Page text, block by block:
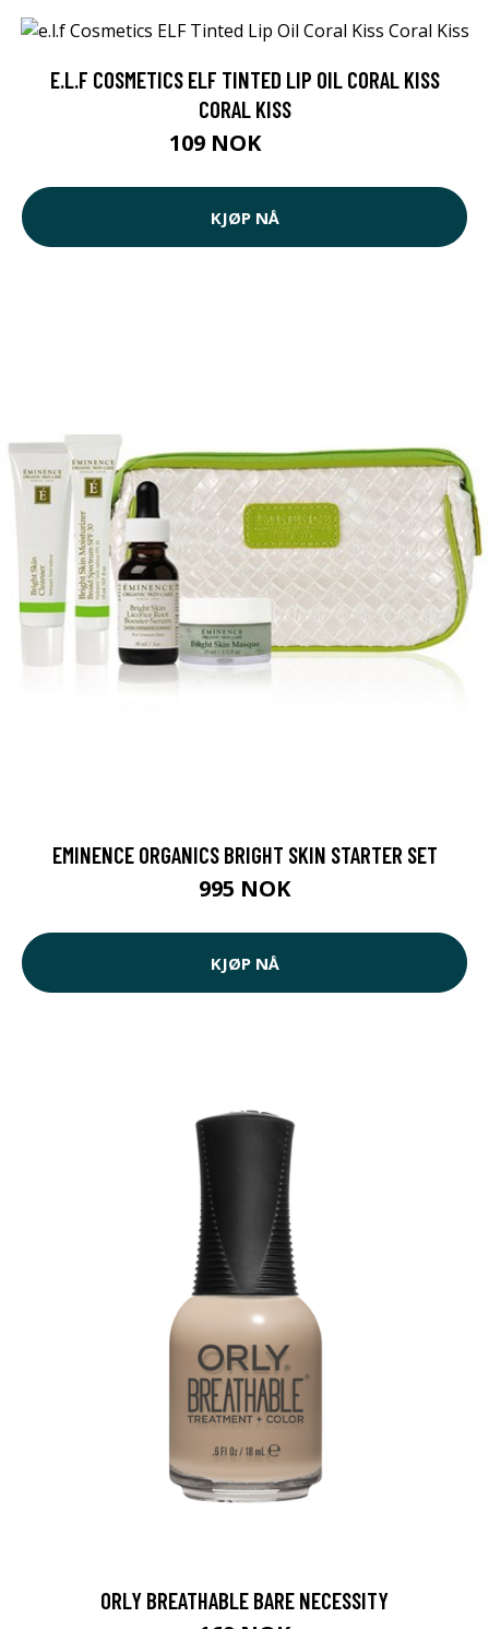
E.L.F COSMETICS ELF TINTED LIP OIL CORAL KISS
CORAL KISS
109 NOK
KJØP NÅ
EMINENCE ORGANICS BRIGHT SKIN STARTER SET
995 NOK
KJØP NÅ
ORLY BREATHABLE BARE NECESSITY